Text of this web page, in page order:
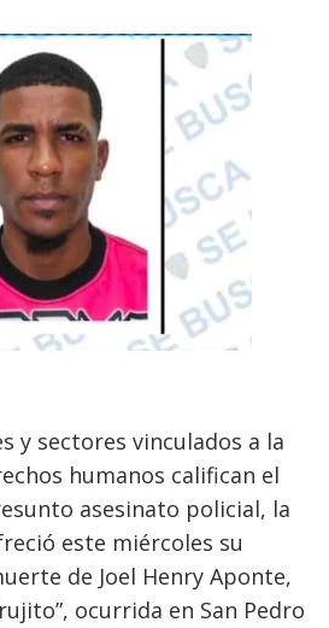
y sectores vinculados a la
humanos califican el
asesinato policial, la
este miércoles su
de Joel Henry Aponte,
ocurrida en San Pedro